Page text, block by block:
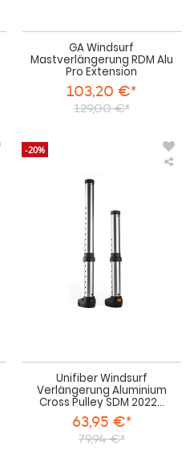
GA Windsurf
Mastverlängerung RDM Alu
Pro Extension
103,20 €*
129,00 €*
Mastverlängerung
-20%
Unifiber Windsurf
Verlängerung Aluminium
Cross Pulley SDM 2022...
63,95 €*
79,94 €*